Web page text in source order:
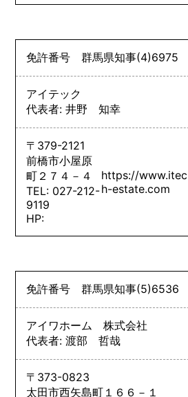
免許番号群馬県知事(4)6975
アイテック
代表者: 井野 知幸
〒379-2121
前橋市小屋原
町２７４－４
TEL: 027-212-
9119
HP:
https://www.itec
h-estate.com
免許番号群馬県知事(5)6536
アイワホーム 株式会社
代表者: 渡部 哲哉
〒373-0823
太田市西矢島町１６６－１